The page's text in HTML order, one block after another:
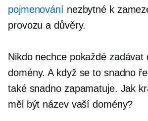
pojmenovánínezbytné k
provozu a důvěry.
Nikdo nechce pokaždé zadávat
domény. A když se to snadno
také snadno zapamatuje. Jak
měl být název vaší domény?